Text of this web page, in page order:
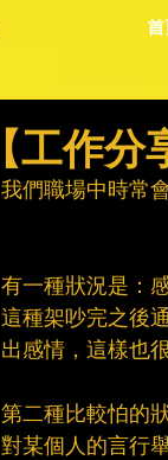
【工作分
我們職場中時常
有一種狀況是：
這種架吵完之後
出感情，這樣也
第二種比較怕的
對某個人的言行